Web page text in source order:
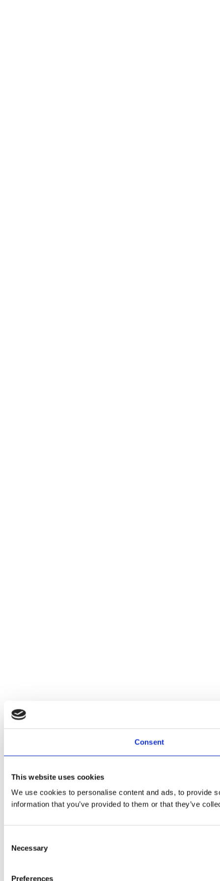
Consent
This website uses cookies
We use cookies to personalise content and ads, to provide
information that you’ve provided to them or that they’ve
Selection
Necessary
Preferences